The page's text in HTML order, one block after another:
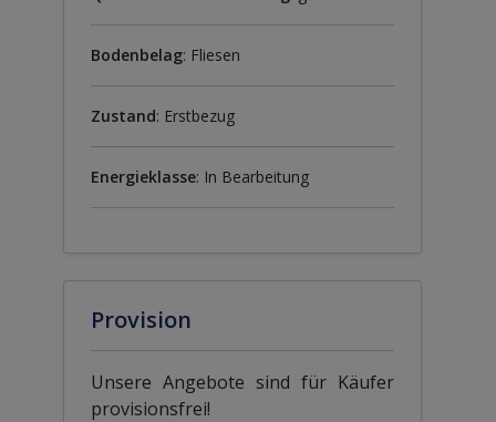
Bodenbelag: Fliesen
Zustand: Erstbezug
Energieklasse: In Bearbeitung
Provision
Unsere Angebote sind für Käufer
provisionsfrei!